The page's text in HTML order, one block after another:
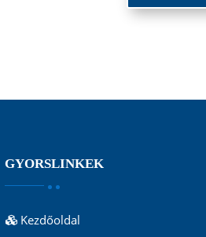
GYORSLINKEK
Kezdőoldal